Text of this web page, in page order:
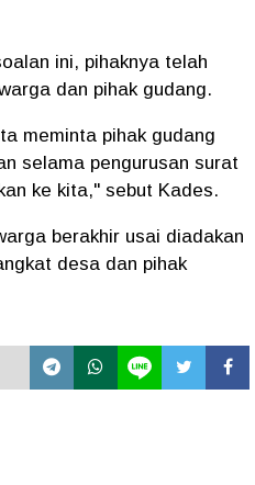
ini, pihaknya telah
dan pihak gudang.
meminta pihak gudang
selama pengurusan surat
ke kita," sebut Kades.
berakhir usai diadakan
desa dan pihak